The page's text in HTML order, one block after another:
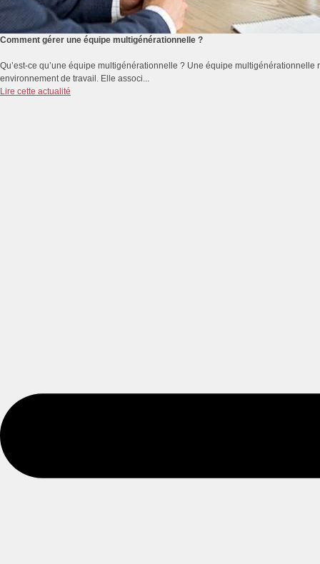
Comment gérer une équipe multigénérationnelle ?
Qu’est-ce qu’une équipe multigénérationnelle ? Une équipe
environnement de travail. Elle associ...
Lire cette actualité